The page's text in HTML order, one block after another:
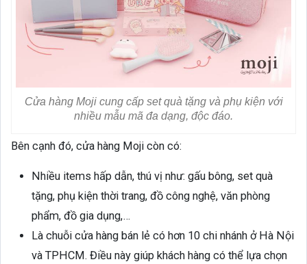
Cửa hàng Moji cung cấp set quà tặng và phụ kiện với
nhiều mẫu mã đa dạng, độc đáo.
Bên cạnh đó, cửa hàng Moji còn có:
Nhiều items hấp dẫn, thú vị như: gấu bông, set quà
tặng, phụ kiện thời trang, đồ công nghệ, văn phòng
phẩm, đồ gia dụng,…
Là chuỗi cửa hàng bán lẻ có hơn 10 chi nhánh ở Hà Nội
và TPHCM. Điều này giúp khách hàng có thể lựa chọn